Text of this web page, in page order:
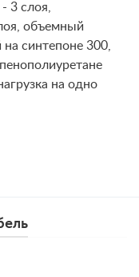
3 слоя,
объемный
синтепоне 300,
на одно